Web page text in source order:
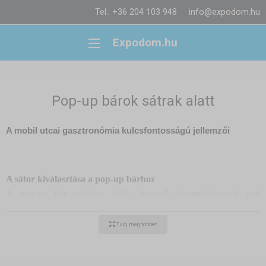
Tel.: +36 204 103 948 info@expodom.hu
Expodom.hu
Pop-up bárok sátrak alatt
A mobil utcai gasztronómia kulcsfontosságú jellemzői
A sátor kiválasztása a pop-up bárhoz
megoldást az Expodum sátrak és partisátrak jelentik, amelyek
Tudj meg többet